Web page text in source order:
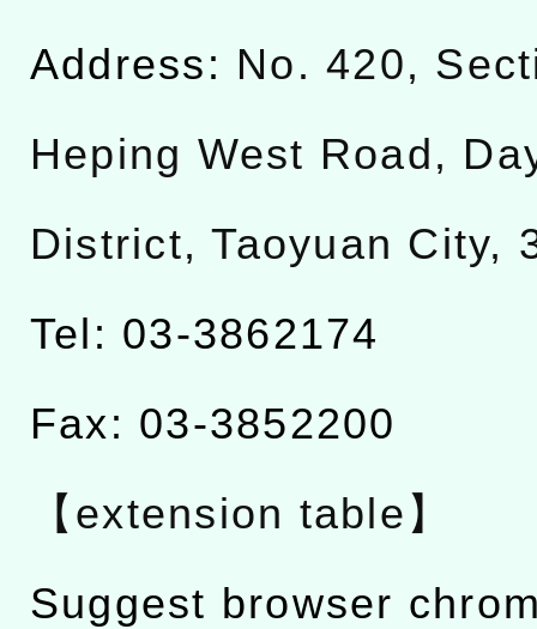
Address: No. 420,
Heping West Road,
District, Taoyuan City,
Tel: 03-3862174
Fax: 03-3852200
【extension table】
Suggest browser